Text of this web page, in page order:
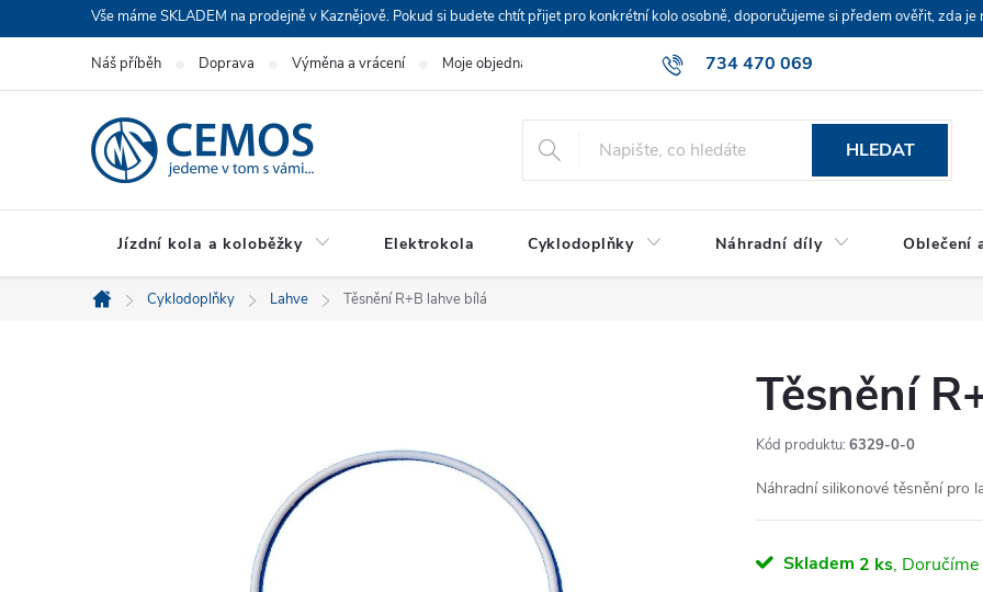
na
Vše máme SKLADEM na prodejně v Kaznějově. Pokud si budete chtít přijet pro konkrétní kolo osobně, doporučujeme si předem ověřit, zda
734 470 069
Náš příběh Doprava Výměna a vrácení Moje objednávka
HLEDAT
Jízdní kola a koloběžky Elektrokola Cyklodoplňky Náhradní díly Oblečení
Domů
Cyklodoplňky Lahve Těsnění R+B lahve bílá
Těsnění
Kód produktu: 6329-0-0
Náhradní silikonové těsnění pro
Skladem 2 ks